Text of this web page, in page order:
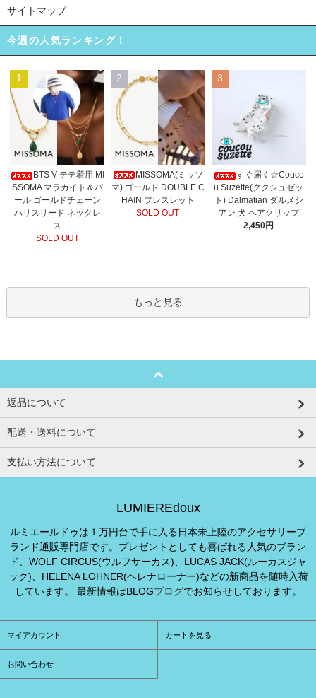
サイトマップ
今週の人気ランキング！
1
BTS V テテ着用 MI
SSOMA マラカイト＆パ
ール ゴールドチェーン
ハリスリード ネックレ
ス
SOLD OUT
2
MISSOMA(ミッソ
マ) ゴールド DOUBLE C
HAIN ブレスレット
SOLD OUT
3
すぐ届く☆Couco
u Suzette(ククシュゼッ
ト) Dalmatian ダルメシ
アン 犬 ヘアクリップ
2,450円
もっと見る
返品について
配送・送料について
支払い方法について
LUMIEREdoux
ルミエールドゥは１万円台で手に入る日本未上陸のアクセサリーブ
ランド通販専門店です。プレゼントとしても喜ばれる人気のブラン
ド、WOLF CIRCUS(ウルフサーカス)、LUCAS JACK(ルーカスジャ
ック)、HELENA LOHNER(ヘレナローナー)などの新商品を随時入荷
しています。 最新情報はBLOGブログでお知らせしております。
マイアカウント カートを見る
お問い合わせ